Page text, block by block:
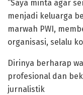
“Saya minta agar
menjadi keluarga
marwah PWI,
organisasi, selalu
Dirinya berharap
profesional dan
jurnalistik